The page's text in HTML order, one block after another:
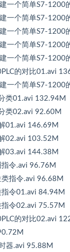
一个简单S7-1200
一个简单S7-1200
一个简单S7-1200
一个简单S7-1200
一个简单S7-1200
的对比01.avi
一个简单S7-1200
类01.avi 132.94M
类02.avi 92.60M
01.avi 146.69M
02.avi 103.52M
03.avi 144.38M
令.avi 96.76M
指令.avi 96.68M
令01.avi 84.94M
令02.avi 75.57M
的对比02.avi
器.avi 95.88M